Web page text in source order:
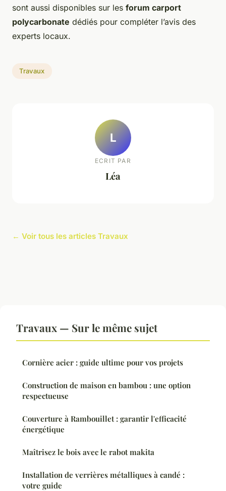
sont aussi disponibles sur les forum carport
polycarbonate dédiés pour compléter l’avis des
experts locaux.
Travaux
L
ECRIT PAR
Léa
← Voir tous les articles Travaux
Travaux — Sur le même sujet
Cornière acier : guide ultime pour vos projets
Construction de maison en bambou : une option
respectueuse
Couverture à Rambouillet : garantir l'efficacité
énergétique
Maîtrisez le bois avec le rabot makita
Installation de verrières métalliques à candé :
votre guide